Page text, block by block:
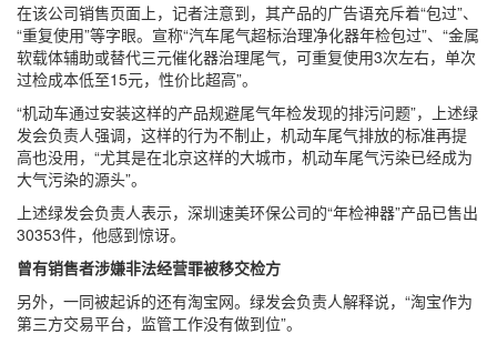
在该公司销售页面上，记者注意到，其产品的广告语充斥着“包过”、
“重复使用”等字眼。宣称“汽车尾气超标治理净化器年检包过”、“金属
软载体辅助或替代三元催化器治理尾气，可重复使用3次左右，单次
过检成本低至15元，性价比超高”。
“机动车通过安装这样的产品规避尾气年检发现的排污问题”，上述绿
发会负责人强调，这样的行为不制止，机动车尾气排放的标准再提
高也没用，“尤其是在北京这样的大城市，机动车尾气污染已经成为
大气污染的源头”。
上述绿发会负责人表示，深圳速美环保公司的“年检神器”产品已售出
30353件，他感到惊讶。
曾有销售者涉嫌非法经营罪被移交检方
另外，一同被起诉的还有淘宝网。绿发会负责人解释说，“淘宝作为
第三方交易平台，监管工作没有做到位”。